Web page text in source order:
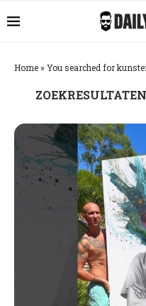
Home» You searched for